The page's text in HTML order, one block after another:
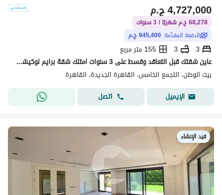
ج.م4,727,000
68,278 ج.م شهريًا / 3 سنوات
الدفعة المقدّمة: 945,400 ج.م
3
3
155 متر مربع
عاين شقتك قبل التعاقد وقسط على 3 سنوات امتلك شقة برايم لوكيشن فيو مفتوح خطوات من التسعين الشمالى وطريق السويس الحي التكميلي بيت الوطن
بيت الوطن، التجمع الخامس، القاهرة الجديدة، القاهرة
الإيميل
اتصل
قيد الإنشاء